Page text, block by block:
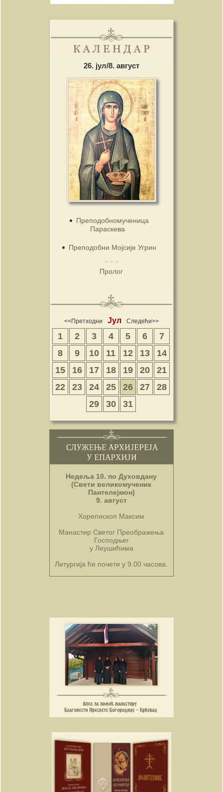
26. јул/8. август
Преподобномученица
Параскева
Преподобни Мојсије Угрин
Пролог
<<Претходни Јул Следећи>>
1 2 3 4 5 6
7
8
9 10 11 12 13
14
15
16 17 18 19 20
21
22
23 24 25 26 27
28
29
30 31
Недеља 10. по Духовдану
(Свети великомученик
Пантелејмон)
9. август
Хорепископ Максим
Манастир Светог Преображења
Господњег
у Леушићима
Литургија ће почети у 9.00 часова.